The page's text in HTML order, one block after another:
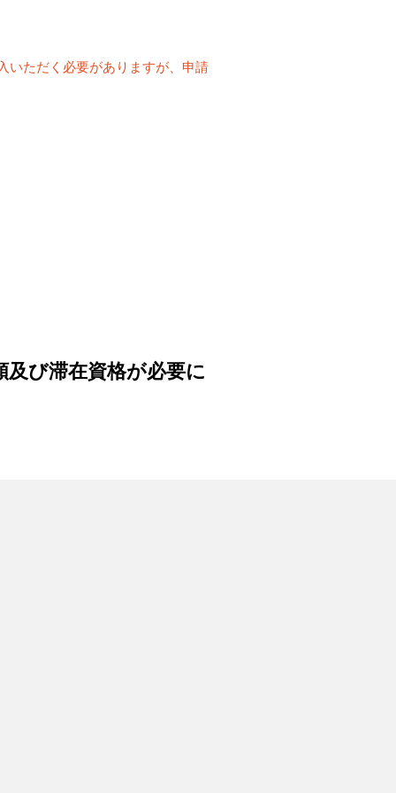
いただく必要がありますが、申請
び滞在資格が必要に